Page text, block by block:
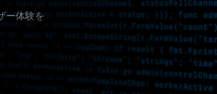
ー体験を